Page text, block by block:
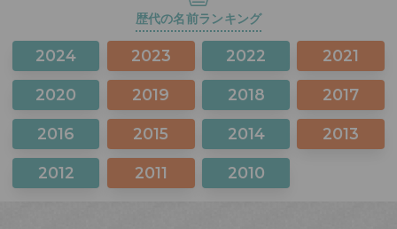
歴代の名前ランキング
2024 2023 2022 2021
2020 2019 2018 2017
2016 2015 2014 2013
2012 2011 2010